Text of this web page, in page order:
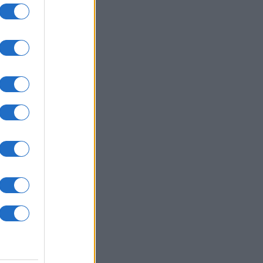
275 δισεκατομμύρια: Το
κόστος των νέων
08/26 - 08:49
του Γκίντεον Σάαρ ο
και η Κολομβία
08/26 - 08:46
Ιράν-Ομάν για νέα ρότα στο
του Ορμούζ: Όρος η άρση του
αποκλεισμού – Τι